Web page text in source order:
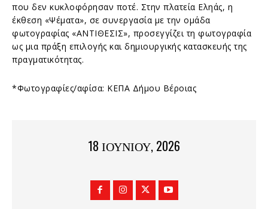
που δεν κυκλοφόρησαν ποτέ. Στην πλατεία Εληάς, η
έκθεση «Ψέματα», σε συνεργασία με την ομάδα
φωτογραφίας «ΑΝΤΙΘΕΣΙΣ», προσεγγίζει τη φωτογραφία
ως μια πράξη επιλογής και δημιουργικής κατασκευής της
πραγματικότητας.
*Φωτογραφίες/αφίσα: ΚΕΠΑ Δήμου Βέροιας
18 ΙΟΥΝΊΟΥ, 2026